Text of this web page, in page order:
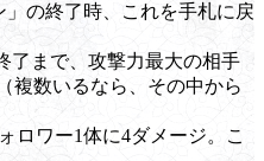
の終了時、これを手札に戻
了まで、攻撃力最大の相手
複数いるなら、その中から
ロワー1体に4ダメージ。こ